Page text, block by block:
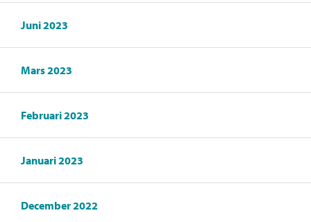
Juni 2023
Mars 2023
Februari 2023
Januari 2023
December 2022